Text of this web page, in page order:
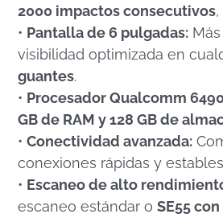
2000 impactos consecutivos
• Pantalla de 6 pulgadas:
visibilidad optimizada en
guantes.
• Procesador Qualcomm
GB de RAM y 128 GB de
• Conectividad avanzada:
conexiones rápidas y
• Escaneo de alto
escaneo estándar o SE55